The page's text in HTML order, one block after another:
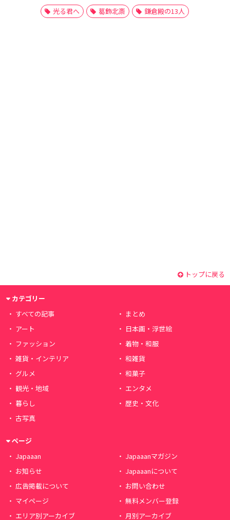
光る君へ
葛飾北斎 鎌倉殿の13人
トップに戻る
カテゴリー
すべての記事
まとめ
アート
日本画・浮世絵
ファッション
着物・和服
雑貨・インテリア
和雑貨
グルメ
和菓子
観光・地域
エンタメ
暮らし
歴史・文化
古写真
ページ
Japaaan
Japaaanマガジン
お知らせ
Japaaanについて
広告掲載について
お問い合わせ
マイページ
無料メンバー登録
エリア別アーカイブ
月別アーカイブ